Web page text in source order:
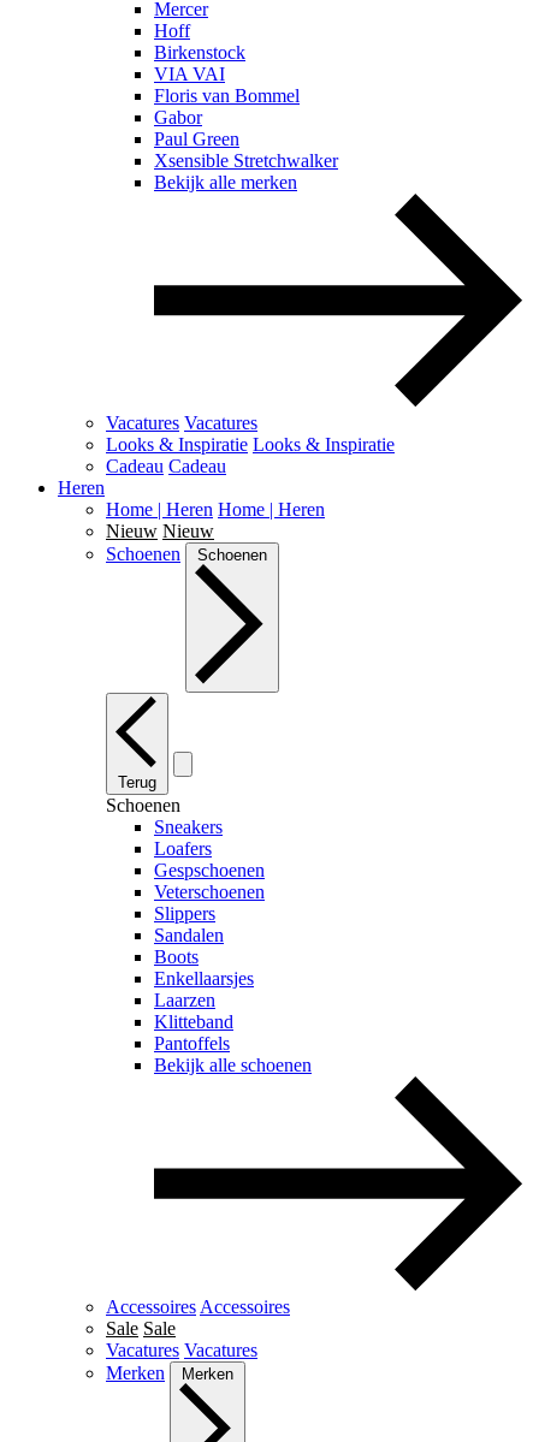
Mercer
Hoff
Birkenstock
VIA VAI
Floris van Bommel
Gabor
Paul Green
Xsensible Stretchwalker
Bekijk alle merken
Vacatures Vacatures
Looks & Inspiratie Looks & Inspiratie
Cadeau Cadeau
Heren
Home | Heren Home | Heren
Nieuw Nieuw
Schoenen
Schoenen
Terug
Schoenen
Sneakers
Loafers
Gespschoenen
Veterschoenen
Slippers
Sandalen
Boots
Enkellaarsjes
Laarzen
Klitteband
Pantoffels
Bekijk alle schoenen
Accessoires Accessoires
Sale Sale
Vacatures Vacatures
Merken
Merken